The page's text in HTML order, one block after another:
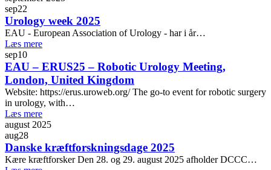
sep22
Urology week 2025
EAU - European Association of Urology - har i år…
Læs mere
sep10
EAU – ERUS25 – Robotic Urology Meeting,
London, United Kingdom
Website: https://erus.uroweb.org/ The go-to event for robotic surgery
in urology, with…
Læs mere
august 2025
aug28
Danske kræftforskningsdage 2025
Kære kræftforsker Den 28. og 29. august 2025 afholder DCCC…